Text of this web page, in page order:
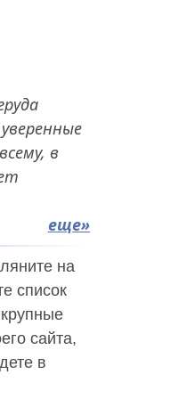
в
еще
на
список
сайта,
в